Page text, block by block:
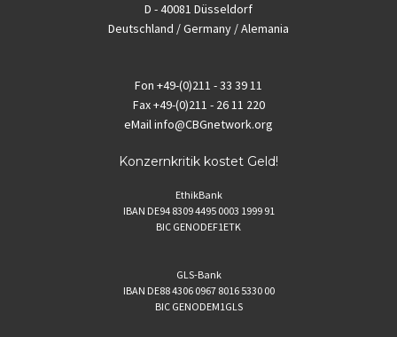
D - 40081 Düsseldorf
Deutschland / Germany / Alemania
Fon +49-(0)211 - 33 39 11
Fax+49-(0)211 - 26 11 220
eMailinfo@CBGnetwork.org
Konzernkritik kostet Geld!
EthikBank
IBAN DE94 8309 4495 0003 1999 91
BIC GENODEF1ETK
GLS-Bank
IBAN DE88 4306 0967 8016 5330 00
BIC GENODEM1GLS